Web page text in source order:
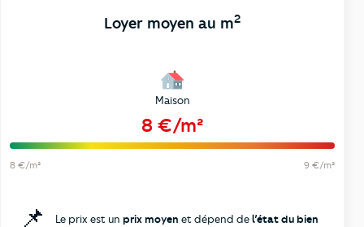
Loyer moyen au m2
Maison
8 €/m²
8 €/m² 9 €/m²
📌 Le prix est un prix moyen et dépend del’état du bien